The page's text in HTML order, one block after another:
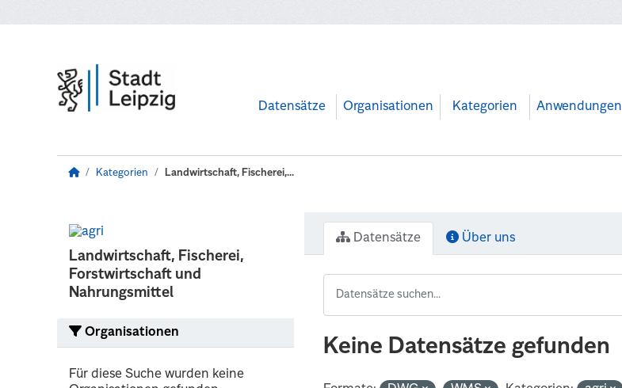
Datensätze Organisationen Kategorien Anwendungen
Kategorien Landwirtschaft, Fischerei,...
Landwirtschaft, Fischerei,
Forstwirtschaft und
Nahrungsmittel
Organisationen
Für diese Suche wurden keine
Datensätze Über uns
Keine Datensätze gefunden